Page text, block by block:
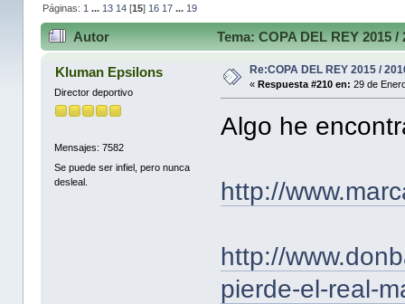
Páginas: 1 ... 13 14[15] 16 17 ... 19
Autor Tema: COPA DEL REY 2015
Kluman Epsilons
Director deportivo
Mensajes: 7582
Se puede ser infiel, pero nunca
desleal.
Re:COPA DEL REY 2015 /
«Respuesta #210 en: 29 de
Algo he
http://
http://
pierde-el-real-